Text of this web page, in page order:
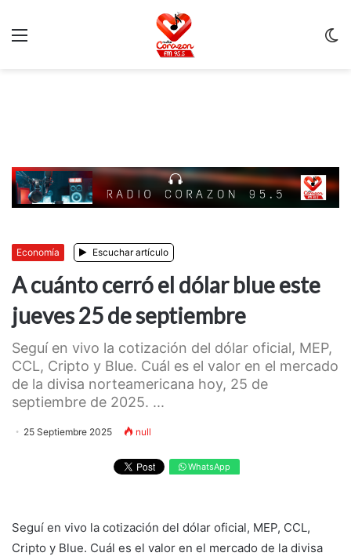
Economía Escuchar artículo
A cuánto cerró el dólar blue este
jueves 25 de septiembre
Seguí en vivo la cotización del dólar oficial, MEP,
CCL, Cripto y Blue. Cuál es el valor en el mercado
de la divisa norteamericana hoy, 25 de
septiembre de 2025. ...
25 Septiembre 2025 null
WhatsApp
Seguí en vivo la cotización del dólar oficial, MEP, CCL,
Cripto y Blue. Cuál es el valor en el mercado de la divisa